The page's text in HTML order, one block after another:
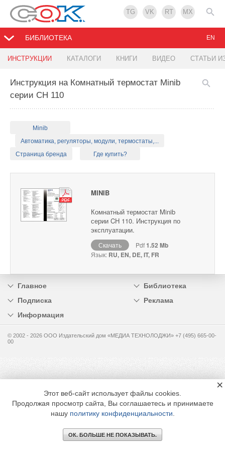
TG VK RT MX
БИБЛИОТЕКА
ИНСТРУКЦИИ КАТАЛОГИ КНИГИ ВИДЕО СТАТЬИ
EN
Инструкция на Комнатный термостат Minib
серии CH 110
Minib
Автоматика, регуляторы, модули, термостаты,...
Страница бренда
Где купить?
MINIB
Комнатный термостат Minib
серии CH 110. Инструкция по
эксплуатации.
Скачать Pdf1.52 Mb
Язык: RU, EN, DE, IT, FR
Главное
Библиотека
Подписка
Реклама
Информация
© 2002 - 2026 OOO Издательский дом «МЕДИА ТЕХНОЛОДЖИ» +7 (495) 665-00-
00
Этот веб-сайт использует файлы cookies.
Продолжая просмотр сайта, Вы соглашаетесь и принимаете
нашу политику конфиденциальности
ОК. БОЛЬШЕ НЕ ПОКАЗЫВАТЬ.
×